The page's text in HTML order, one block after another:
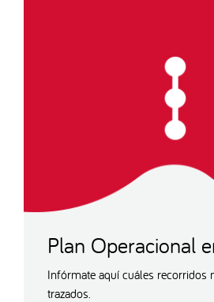
Plan Operacional
Infórmate aquí cuáles recorridos
trazados.